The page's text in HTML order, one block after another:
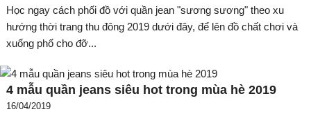
Học ngay cách phối đồ với quần jean "sương sương" theo xu
hướng thời trang thu đông 2019 dưới đây, để lên đồ chất chơi và
xuống phố cho đỡ...
4 mẫu quần jeans siêu hot trong mùa hè 2019
16/04/2019